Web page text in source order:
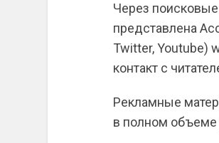
Через
представлена
Twitter, Youtube)
контакт с
Рекламные
в полном